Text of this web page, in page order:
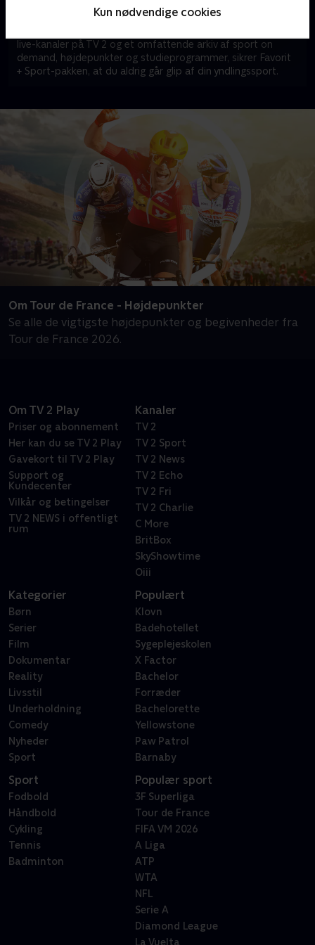
Kun nødvendige cookies
Med Favorit + Sport kan du se alt fra fodbold og
live-kanaler på TV 2 og et omfattende arkiv af sport on
demand, højdepunkter og studieprogrammer, sikrer Favorit
+ Sport-pakken, at du aldrig går glip af din yndlingssport.
Om Tour de France - Højdepunkter
Se alle de vigtigste højdepunkter og begivenheder fra
Tour de France 2026.
Om TV 2 Play
Priser og abonnement
Her kan du se TV 2 Play
Gavekort til TV 2 Play
Support og
Kundecenter
Vilkår og betingelser
TV 2 NEWS i offentligt
rum
Kanaler
TV 2
TV 2 Sport
TV 2 News
TV 2 Echo
TV 2 Fri
TV 2 Charlie
C More
BritBox
SkyShowtime
Oiii
Kategorier
Børn
Serier
Film
Dokumentar
Reality
Livsstil
Underholdning
Comedy
Nyheder
Sport
Populært
Klovn
Badehotellet
Sygeplejeskolen
X Factor
Bachelor
Forræder
Bachelorette
Yellowstone
Paw Patrol
Barnaby
Sport
Fodbold
Håndbold
Cykling
Tennis
Badminton
Populær sport
3F Superliga
Tour de France
FIFA VM 2026
A Liga
ATP
WTA
NFL
Serie A
Diamond League
La Vuelta